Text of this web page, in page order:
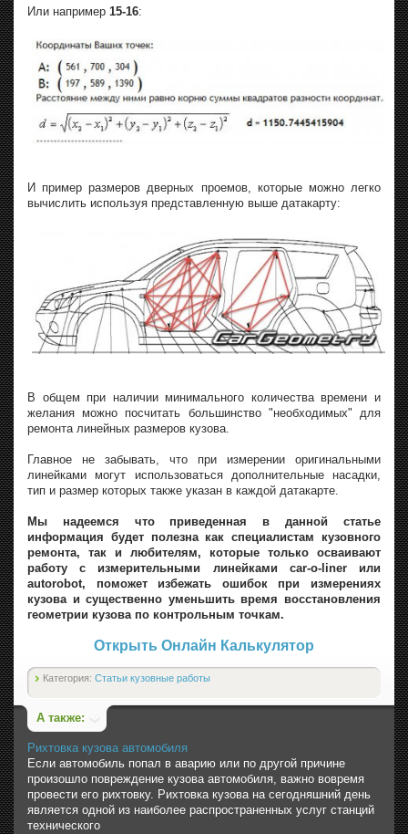
Или например 15-16:
И пример размеров дверных проемов, которые можно легко
вычислить используя представленную выше датакарту:
В общем при наличии минимального количества времени и
желания можно посчитать большинство "необходимых" для
ремонта линейных размеров кузова.
Главное не забывать, что при измерении оригинальными
линейками могут использоваться дополнительные насадки,
тип и размер которых также указан в каждой датакарте.
Мы надеемся что приведенная в данной статье
информация будет полезна как специалистам кузовного
ремонта, так и любителям, которые только осваивают
работу с измерительными линейками car-o-liner или
autorobot, поможет избежать ошибок при измерениях
кузова и существенно уменьшить время восстановления
геометрии кузова по контрольным точкам.
Открыть Онлайн Калькулятор
Категория: Статьи кузовные работы
А также:
Рихтовка кузова автомобиля
Если автомобиль попал в аварию или по другой причине
произошло повреждение кузова автомобиля, важно вовремя
провести его рихтовку. Рихтовка кузова на сегодняшний день
является одной из наиболее распространенных услуг станций
технического